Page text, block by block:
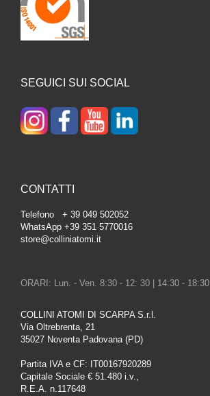
SEGUICI SUI SOCIAL
CONTATTI
Telefono + 39 049 502052
WhatsApp +39 351 5770016
store@colliniatomi.it
ORARI: Lun. - Ven. 8:30 - 12: 30 | 14:30 - 18:30
COLLINI ATOMI DI SCARPA S.r.l.
Via Oltrebrenta, 21
35027 Noventa Padovana (PD)
Partita IVA e CF: IT00167920289
Capitale Sociale € 51.480 i.v.,
R.E.A. n.117648